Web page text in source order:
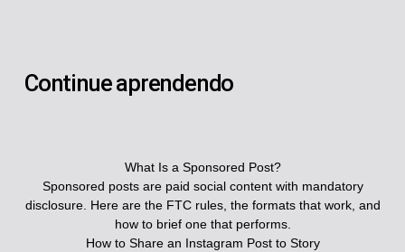
Continue aprendendo
What Is a Sponsored Post?
Sponsored posts are paid social content with mandatory
disclosure. Here are the FTC rules, the formats that work, and
how to brief one that performs.
How to Share an Instagram Post to Story